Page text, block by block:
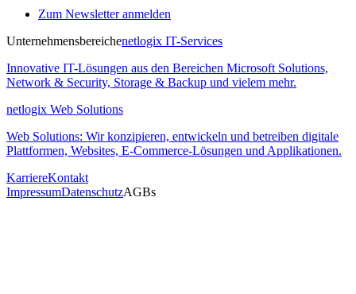
Zum Newsletter anmelden
Unternehmensbereichenetlogix IT-Services
Innovative IT-Lösungen aus den Bereichen Microsoft Solutions,
Network & Security, Storage & Backup und vielem mehr.
netlogix Web Solutions
Web Solutions: Wir konzipieren, entwickeln und betreiben digitale
Plattformen, Websites, E-Commerce-Lösungen und Applikationen.
KarriereKontakt
ImpressumDatenschutzAGBs